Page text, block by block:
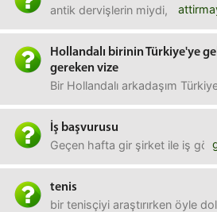
antik dervişlerin miydi,
Hollandalı birinin Türkiye'ye
gereken vize
Bir Hollandalı arkadaşım
İş başvurusu
Geçen hafta gir şirket ile iş
tenis
bir tenisçiyi araştırırken öyle